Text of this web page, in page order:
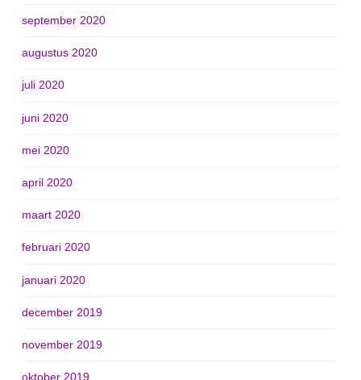
september 2020
augustus 2020
juli 2020
juni 2020
mei 2020
april 2020
maart 2020
februari 2020
januari 2020
december 2019
november 2019
oktober 2019